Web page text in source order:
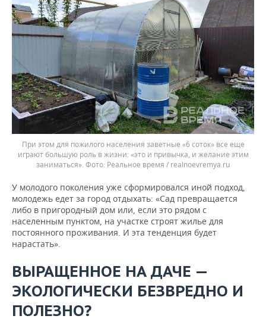
При этом для пожилого населения заветные «6 соток» все еще
играют большую роль в жизни: «это и привычка, и желание этим
заниматься».
Реальное время / realnoevremya.ru
У молодого поколения уже сформировался иной подход,
молодежь едет за город отдыхать: «Сад превращается
либо в пригородный дом или, если это рядом с
населенным пунктом, на участке строят жилье для
постоянного проживания. И эта тенденция будет
нарастать».
ВЫРАЩЕННОЕ НА ДАЧЕ —
ЭКОЛОГИЧЕСКИ БЕЗВРЕДНО И
ПОЛЕЗНО?